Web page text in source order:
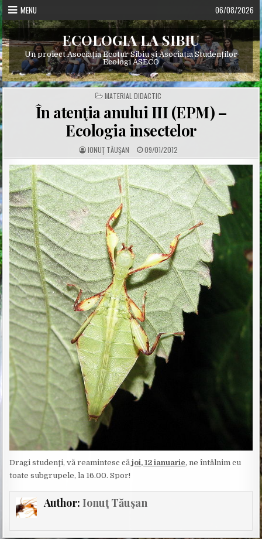
Skip
to
content
MENU 06/08/2026
ECOLOGIA LA SIBIU
Un proiect Asociația Ecotur Sibiu și Asociația Studenților
Ecologi ASECO
POSTED
IN
MATERIAL DIDACTIC
În atenţia anului III (EPM) –
Ecologia insectelor
A
U
T
H
O
R
:
IONUŢ TĂUŞAN P
U
B
L
I
S
H
E
D
D
A
T
E
:
09/01/2012
Dragi studenţi, vă reamintesc că joi, 12 ianuarie, ne întâlnim cu
toate subgrupele, la 16.00. Spor!
Author: Ionuţ Tăuşan